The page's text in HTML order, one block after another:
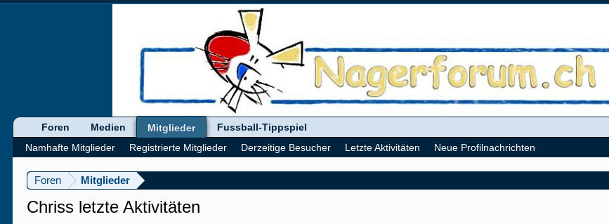
Foren Mitglieder
Chriss letzte Aktivitäten
Foren Medien
Mitglieder
Namhafte Mitglieder
Registrierte Mitglieder Derzeitige Besucher Letzte Aktivitäten Neue Profilnachrichten
Fussball-Tippspiel